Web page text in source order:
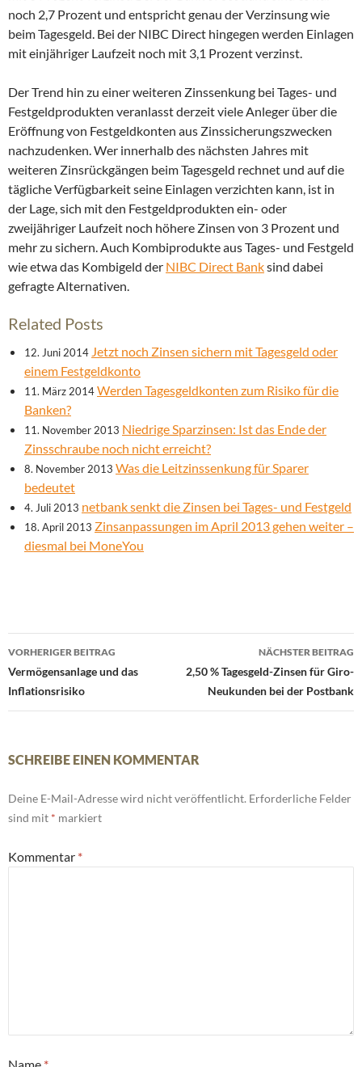
noch 2,7 Prozent und entspricht genau der Verzinsung wie
beim Tagesgeld. Bei der NIBC Direct hingegen werden Einlagen
mit einjähriger Laufzeit noch mit 3,1 Prozent verzinst.
Der Trend hin zu einer weiteren Zinssenkung bei Tages- und
Festgeldprodukten veranlasst derzeit viele Anleger über die
Eröffnung von Festgeldkonten aus Zinssicherungszwecken
nachzudenken. Wer innerhalb des nächsten Jahres mit
weiteren Zinsrückgängen beim Tagesgeld rechnet und auf die
tägliche Verfügbarkeit seine Einlagen verzichten kann, ist in
der Lage, sich mit den Festgeldprodukten ein- oder
zweijähriger Laufzeit noch höhere Zinsen von 3 Prozent und
mehr zu sichern. Auch Kombiprodukte aus Tages- und Festgeld
wie etwa das Kombigeld der NIBC Direct Banksind dabei
gefragte Alternativen.
Related Posts
12. Juni 2014 Jetzt noch Zinsen sichern mit Tagesgeld oder
einem Festgeldkonto
11. März 2014Werden Tagesgeldkonten zum Risiko für die
Banken?
11. November 2013 Niedrige Sparzinsen: Ist das Ende der
Zinsschraube noch nicht erreicht?
8. November 2013 Was die Leitzinssenkung für Sparer
bedeutet
4. Juli 2013 netbank senkt die Zinsen bei Tages- und Festgeld
18. April 2013 Zinsanpassungen im April 2013 gehen weiter –
diesmal bei MoneYou
Beitrags-
Navigation
VORHERIGER BEITRAG
Vermögensanlage und das
Inflationsrisiko
NÄCHSTER BEITRAG
2,50 % Tagesgeld-Zinsen für Giro-
Neukunden bei der Postbank
SCHREIBE EINEN KOMMENTAR
Deine E-Mail-Adresse wird nicht veröffentlicht. Erforderliche Felder
sind mit * markiert
Kommentar *